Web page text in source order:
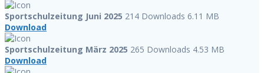
Sportschulzeitung Juni 2025 214 Downloads 6.11 MB
Download
Sportschulzeitung März 2025 265 Downloads 4.53 MB
Download